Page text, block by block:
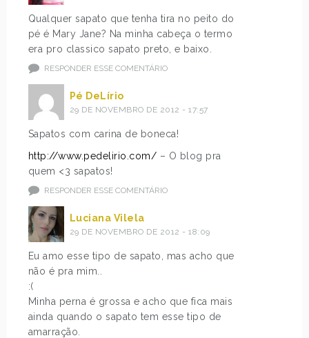
Qualquer sapato que tenha tira no peito do
pé é Mary Jane? Na minha cabeça o termo
era pro classico sapato preto, e baixo.
RESPONDER ESSE COMENTÁRIO
Pé DeLírio
29 DE NOVEMBRO DE 2012 - 17:57
Sapatos com carina de boneca!
http://www.pedelirio.com/ – O blog pra
quem <3 sapatos!
RESPONDER ESSE COMENTÁRIO
Luciana Vilela
29 DE NOVEMBRO DE 2012 - 18:09
Eu amo esse tipo de sapato, mas acho que
não é pra mim..
:(
Minha perna é grossa e acho que fica mais
ainda quando o sapato tem esse tipo de
amarração.